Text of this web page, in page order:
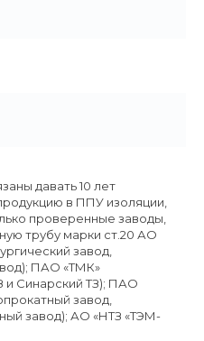
давать 10 лет
в ППУ изоляции,
проверенные заводы,
трубу марки ст.20 АО
завод,
ПАО «ТМК»
и Синарский ТЗ); ПАО
завод,
завод); АО «НТЗ «ТЭМ-